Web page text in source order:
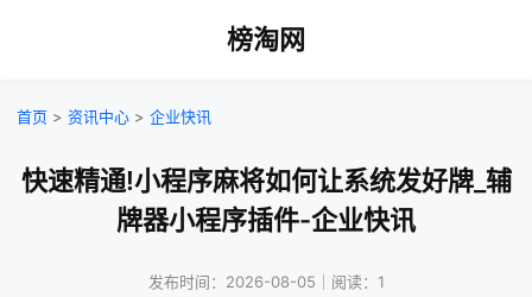
榜淘网
首页 > 资讯中心 > 企业快讯
快速精通!小程序麻将如何让系统发好牌_辅
牌器小程序插件-企业快讯
发布时间：2026-08-05｜阅读：1